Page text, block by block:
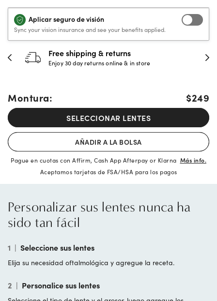
Aplicar seguro de visión
Sync your vision insurance and see your benefits applied.
& in store
30-day happiness
Full refund or replacement
Montura: $249
SELECCIONAR LENTES
AÑADIR A LA BOLSA
Pague en cuotas con Affirm, Cash App Afterpay or Klarna Más info.
Aceptamos tarjetas de FSA/HSA para los pagos
Personalizar sus lentes nunca ha
sido tan fácil
1 | Seleccione sus lentes
Elija su necesidad oftalmológica y agregue la receta.
2 | Personalice sus lentes